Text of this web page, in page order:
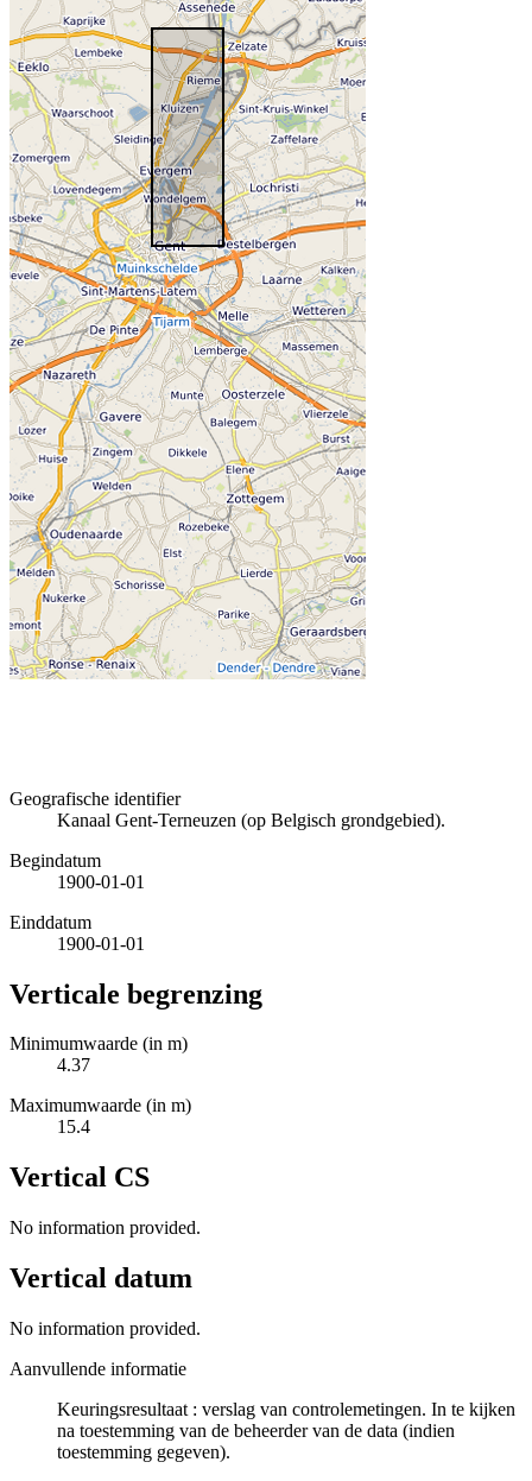
Geografische identifier
Kanaal Gent-Terneuzen (op Belgisch grondgebied).
Begindatum
1900-01-01
Einddatum
1900-01-01
Verticale begrenzing
Minimumwaarde (in m)
4.37
Maximumwaarde (in m)
15.4
Vertical CS
No information provided.
Vertical datum
No information provided.
Aanvullende informatie
Keuringsresultaat : verslag van controlemetingen. In te kijken
na toestemming van de beheerder van de data (indien
toestemming gegeven).